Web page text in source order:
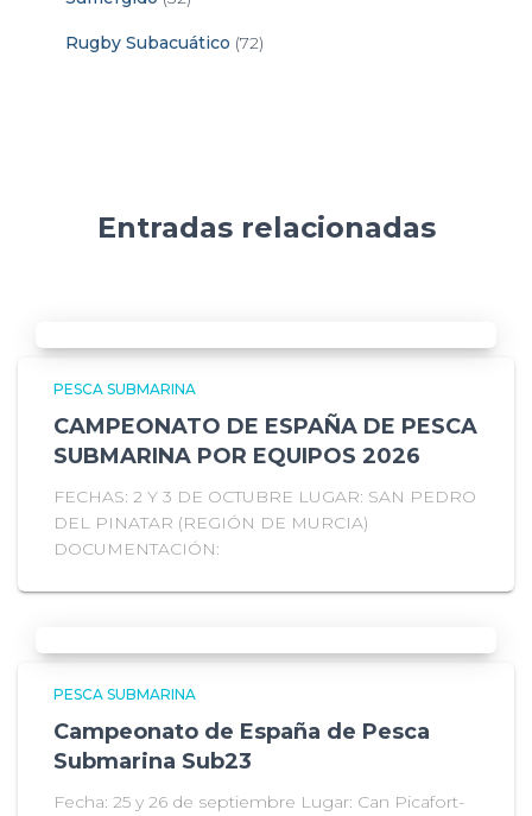
Rugby Subacuático (72)
Entradas relacionadas
PESCA SUBMARINA
CAMPEONATO DE ESPAÑA DE PESCA
SUBMARINA POR EQUIPOS 2026
FECHAS: 2 Y 3 DE OCTUBRE LUGAR: SAN PEDRO
DEL PINATAR (REGIÓN DE MURCIA)
DOCUMENTACIÓN:
PESCA SUBMARINA
Campeonato de España de Pesca
Submarina Sub23
Fecha: 25 y 26 de septiembre Lugar: Can Picafort-